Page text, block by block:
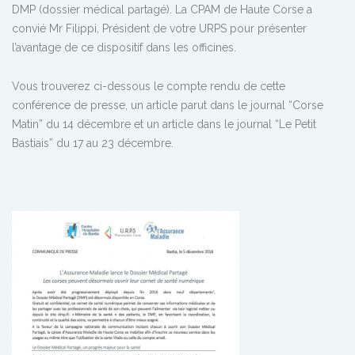
DMP (dossier médical partagé). La CPAM de Haute Corse a
convié Mr Filippi, Président de votre URPS pour présenter
l’avantage de ce dispositif dans les officines.
Vous trouverez ci-dessous le compte rendu de cette
conférence de presse, un article parut dans le journal “Corse
Matin” du 14 décembre et un article dans le journal “Le Petit
Bastiais” du 17 au 23 décembre.